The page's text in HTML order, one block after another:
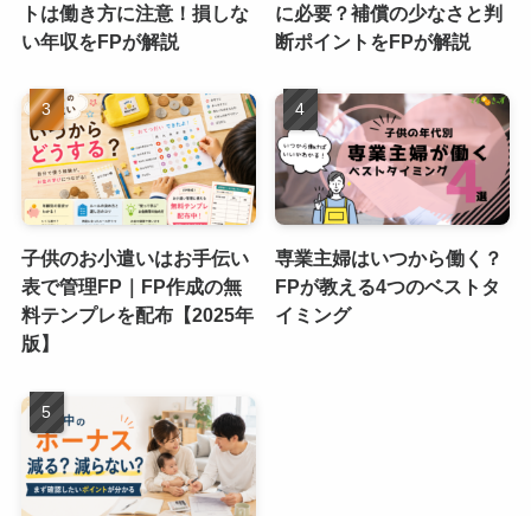
トは働き方に注意！損しな
い年収をFPが解説
に必要？補償の少なさと判
断ポイントをFPが解説
子供のお小遣いはお手伝い
表で管理FP｜FP作成の無
料テンプレを配布【2025年
版】
専業主婦はいつから働く？
FPが教える4つのベストタ
イミング